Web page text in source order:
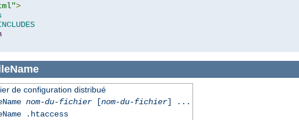
>
de configuration distribué
nom-du-fichier[nom-du-fichier] ...
.htaccess